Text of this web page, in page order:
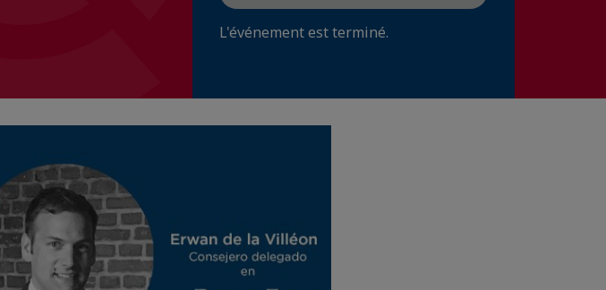
L'événement est terminé.